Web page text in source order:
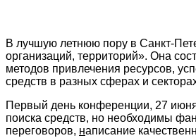
В лучшую летнюю пору в Санкт-
организаций, территорий». Она
методов привлечения ресурсов,
средств в разных сферах и
Первый день конференции, 27
поиска средств, но необходимы
переговоров, написание